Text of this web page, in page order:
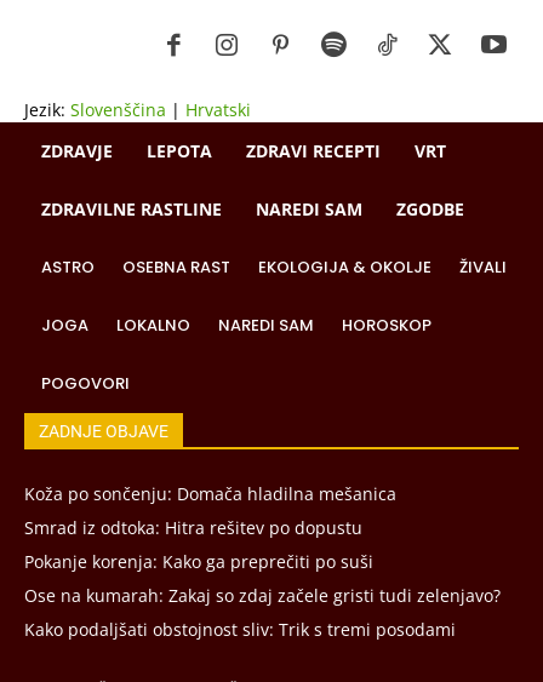
Jezik: Slovenščina | Hrvatski
ZDRAVJE
LEPOTA ZDRAVI RECEPTI VRT
ZDRAVILNE RASTLINE NAREDI SAM ZGODBE
ASTRO OSEBNA RAST EKOLOGIJA & OKOLJE ŽIVALI
JOGA LOKALNO NAREDI SAM HOROSKOP
POGOVORI
ZADNJE OBJAVE
Koža po sončenju: Domača hladilna mešanica
Smrad iz odtoka: Hitra rešitev po dopustu
Pokanje korenja: Kako ga preprečiti po suši
Ose na kumarah: Zakaj so zdaj začele gristi tudi zelenjavo?
Kako podaljšati obstojnost sliv: Trik s tremi posodami